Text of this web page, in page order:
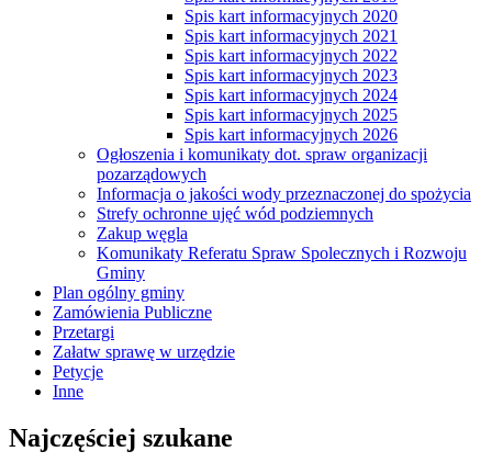
Spis kart informacyjnych 2020
Spis kart informacyjnych 2021
Spis kart informacyjnych 2022
Spis kart informacyjnych 2023
Spis kart informacyjnych 2024
Spis kart informacyjnych 2025
Spis kart informacyjnych 2026
Ogłoszenia i komunikaty dot. spraw organizacji
pozarządowych
Informacja o jakości wody przeznaczonej do spożycia
Strefy ochronne ujęć wód podziemnych
Zakup węgla
Komunikaty Referatu Spraw Spolecznych i Rozwoju
Gminy
Plan ogólny gminy
Zamówienia Publiczne
Przetargi
Załatw sprawę w urzędzie
Petycje
Inne
Najczęściej szukane